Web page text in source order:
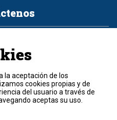
cookies
Medios.
reservados.
la aceptación de los
cookies propias y de
del usuario a través de
aceptas su uso.